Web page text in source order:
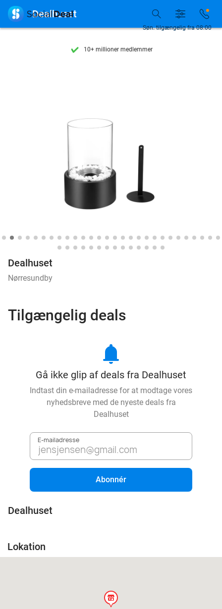
Tilgængelig 7 dage om ugen
10+ millioner medlemmer
10+ millioner medlemmer
Søn. tilgængelig fra 08:00
 Dealhuset
Dealhuset
Nørresundby
Tilgængelig deals
notifications
Gå ikke glip af deals fra Dealhuset
Indtast din e-mailadresse for at modtage vores
nyhedsbreve med de nyeste deals fra
Dealhuset
E-mailadresse
Abonnér
Dealhuset
Lokation
store